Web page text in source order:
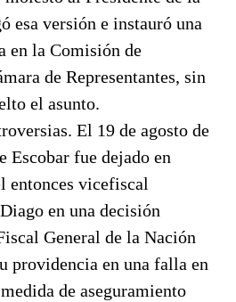
esa versión e instauró una
en la Comisión de
de Representantes, sin
el asunto.
El 19 de agosto de
Escobar fue dejado en
entonces vicefiscal
en una decisión
General de la Nación
providencia en una falla en
de aseguramiento